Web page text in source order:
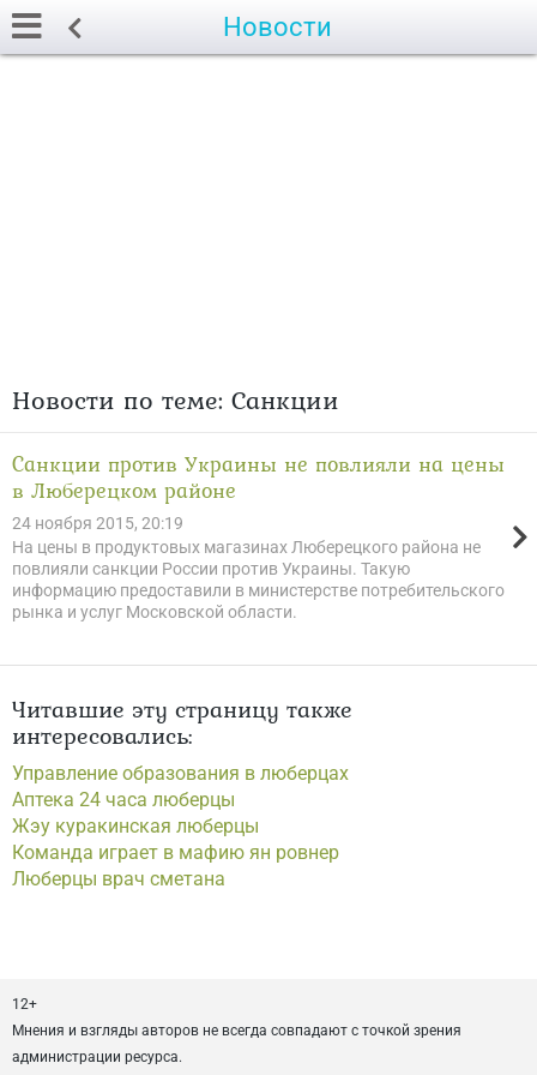
Новости
Новости по теме: Санкции
Санкции против Украины не повлияли на цены
в Люберецком районе
24 ноября 2015, 20:19
На цены в продуктовых магазинах Люберецкого района не
повлияли санкции России против Украины. Такую
информацию предоставили в министерстве потребительского
рынка и услуг Московской области.
Читавшие эту страницу также
интересовались:
Управление образования в люберцах
Аптека 24 часа люберцы
Жэу куракинская люберцы
Команда играет в мафию ян ровнер
Люберцы врач сметана
12+
Мнения и взгляды авторов не всегда совпадают с точкой зрения
администрации ресурса.